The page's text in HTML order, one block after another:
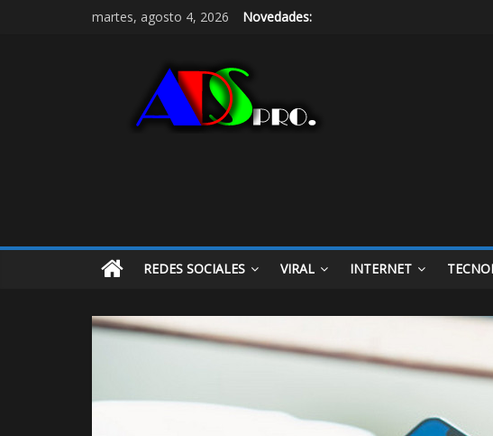
martes, agosto 4, 2026 Novedades:
REDES SOCIALES VIRAL INTERNET